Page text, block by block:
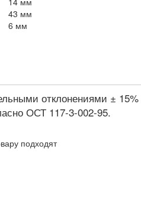
43 мм
6 мм
отклонениями ± 15%
ОСТ 117-3-002-95.
подходят